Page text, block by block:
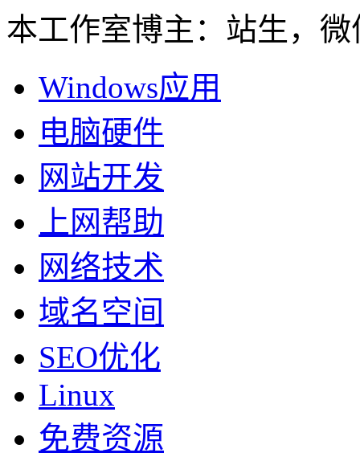
本工作室博主：站生，微
Windows应用
电脑硬件
网站开发
上网帮助
网络技术
域名空间
SEO优化
Linux
免费资源